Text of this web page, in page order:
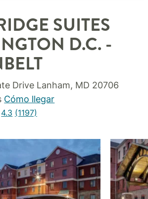
SUITES
D.C. -
Drive Lanham, MD 20706
Cómo llegar
4.3 (1197)